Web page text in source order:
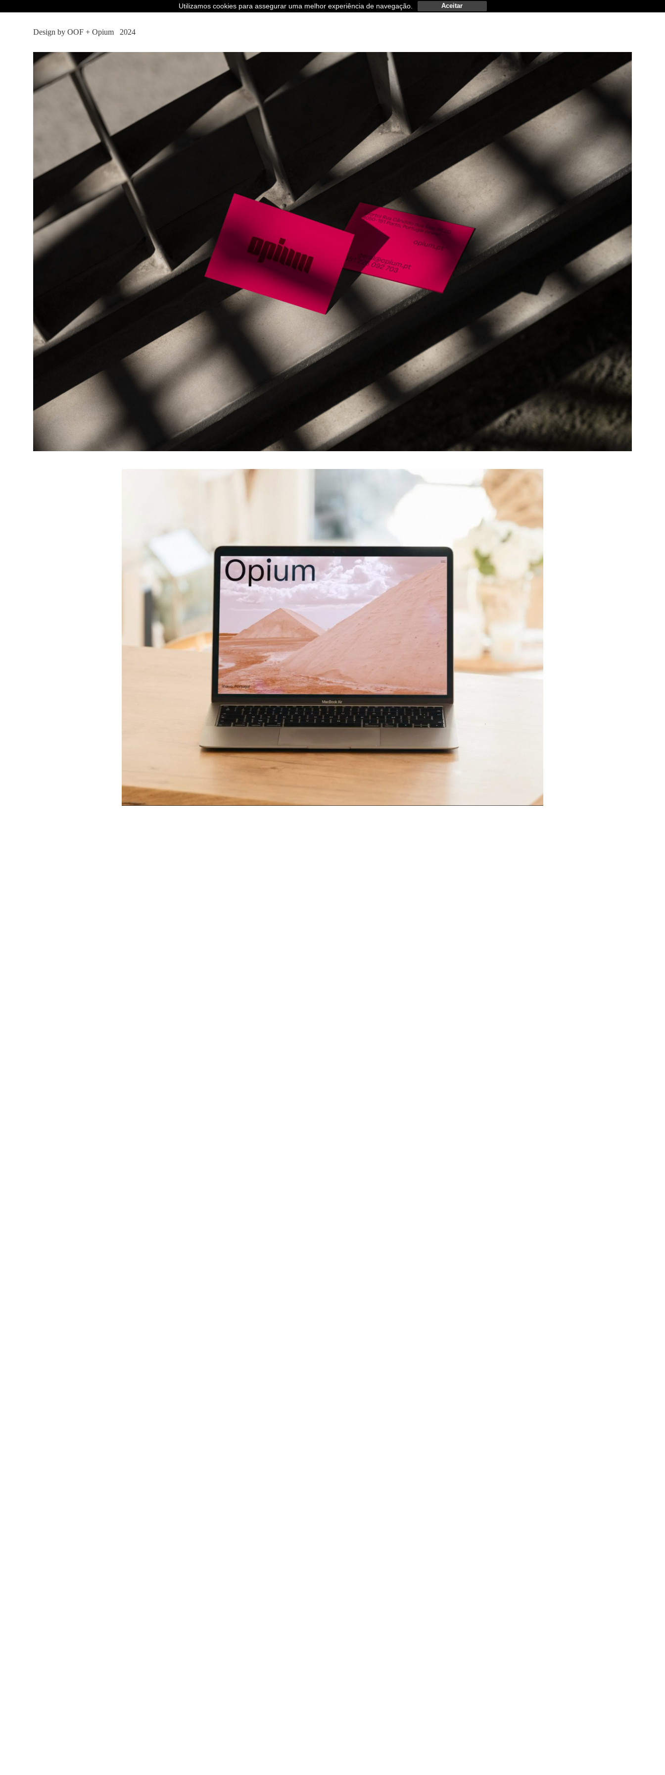
Utilizamos cookies para assegurar uma melhor experiência de navegação. Aceitar
Design by OOF +Opium 2024